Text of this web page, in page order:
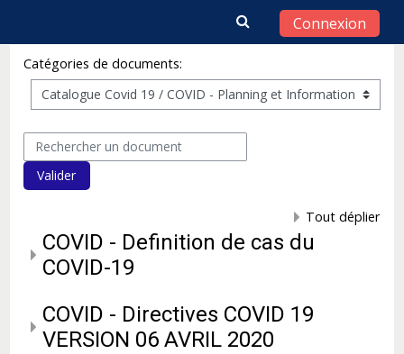
Connexion
Catégories de documents:
Rechercher un document
Valider
Tout déplier
COVID - Definition de cas du
COVID-19
COVID - Directives COVID 19
VERSION 06 AVRIL 2020